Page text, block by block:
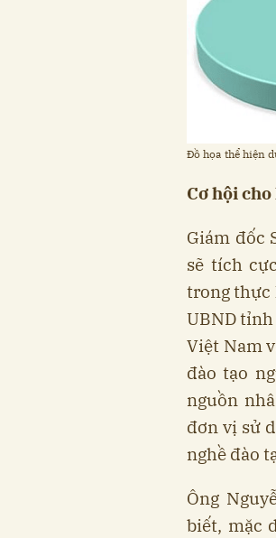
Đồ họa thể hiện
Cơ hội
Giám đốc
sẽ tích
trong thực
UBND tỉnh
Việt Nam
đào tạo
nguồn
đơn vị sử
nghề đào
Ông
biết, mặc